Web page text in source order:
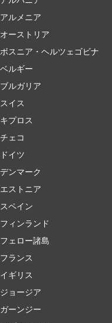
アルメニア
オーストリア
ボスニア・ヘルツェゴビナ
ベルギー
ブルガリア
スイス
キプロス
チェコ
ドイツ
デンマーク
エストニア
スペイン
フィンランド
フェロー諸島
フランス
イギリス
ジョージア
ガーンジー